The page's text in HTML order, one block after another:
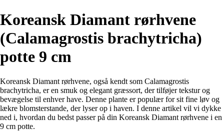
Koreansk Diamant rørhvene
(Calamagrostis brachytricha)
potte 9 cm
Koreansk Diamant rørhvene, også kendt som Calamagrostis
brachytricha, er en smuk og elegant græssort, der tilføjer tekstur og
bevægelse til enhver have. Denne plante er populær for sit fine løv og
lækre blomsterstande, der lyser op i haven. I denne artikel vil vi dykke
ned i, hvordan du bedst passer på din Koreansk Diamant rørhvene i en
9 cm potte.